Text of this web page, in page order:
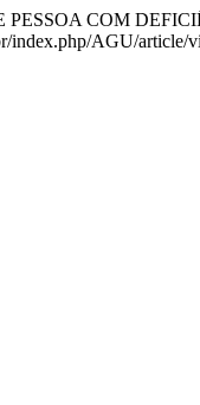
PESSOA COM
index.php/AGU/article/